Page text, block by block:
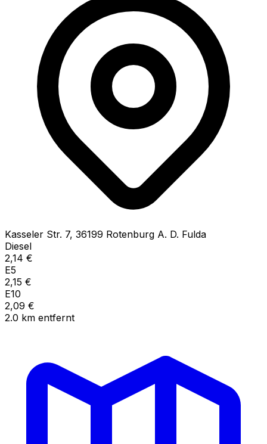
Kasseler Str. 7, 36199 Rotenburg A. D. Fulda
Diesel
2,14 €
E5
2,15 €
E10
2,09 €
2.0 km entfernt